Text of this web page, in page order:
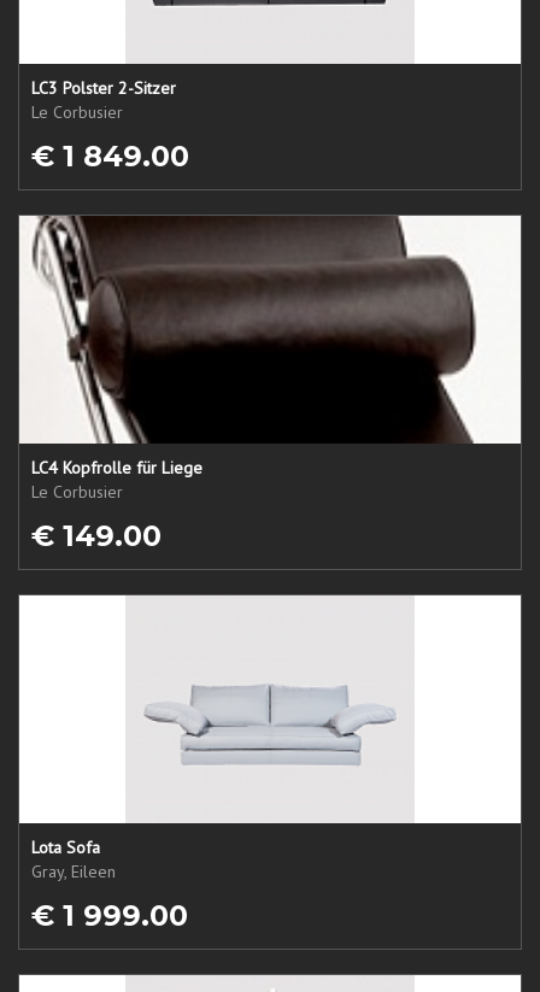
LC3 Polster 2-Sitzer
Le Corbusier
€ 1 849.00
LC4 Kopfrolle für Liege
Le Corbusier
€ 149.00
Lota Sofa
Gray, Eileen
€ 1 999.00